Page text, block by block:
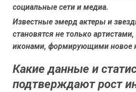
социальные сети и медиа.
Известные эмерд актеры и
становятся не только
иконами, формирующими новое
Какие данные и
подтверждают рост